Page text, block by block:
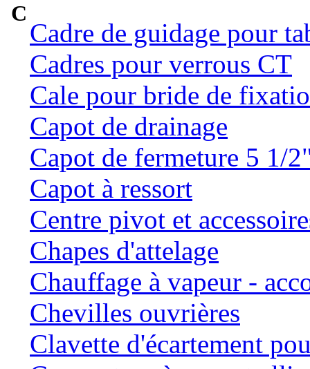
C
Cadre de guidage pour
Cadres pour verrous CT
Cale pour bride de
Capot de drainage
Capot de fermeture 5 1/
Capot à ressort
Centre pivot et
Chapes d'attelage
Chauffage à vapeur -
Chevilles ouvrières
Clavette d'écartement